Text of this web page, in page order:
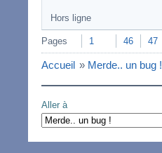
Hors ligne
Pages 1 46 47
Accueil » Merde.. un bug !
Aller à